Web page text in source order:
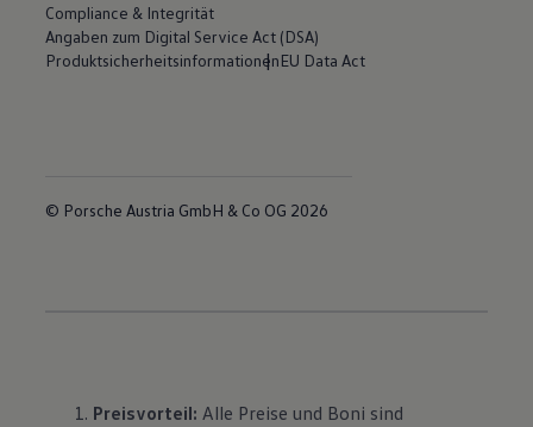
Compliance & Integrität
Angaben zum Digital Service Act (DSA)
ProduktsicherheitsinformationenEU Data Act
© Porsche Austria GmbH & Co OG 2026
Preisvorteil: Alle Preise und Boni sind